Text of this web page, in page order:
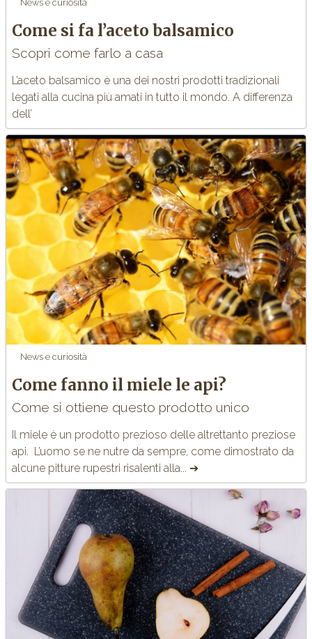
News e curiosità
Come si fa l’aceto balsamico
Scopri come farlo a casa
L’aceto balsamico è una dei nostri prodotti tradizionali
legati alla cucina più amati in tutto il mondo. A differenza
dell’
News e curiosità
Come fanno il miele le api?
Come si ottiene questo prodotto unico
Il miele è un prodotto prezioso delle altrettanto preziose
api. L’uomo se ne nutre da sempre, come dimostrato da
alcune pitture rupestri risalenti alla... ➔